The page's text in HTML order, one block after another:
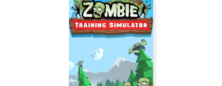
Delicious Dungeon